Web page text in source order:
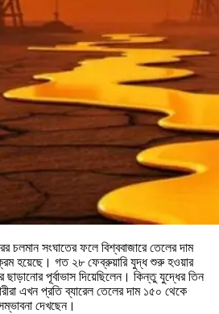
চলমান সংঘাতের ফলে বিশ্ববাজারে তেলের দাম
হয়েছে। গত ২৮ ফেব্রুয়ারি যুদ্ধ শুরু হওয়ার
পূর্বাভাস দিয়েছিলেন। কিন্তু যুদ্ধের তিন
এখন প্রতি ব্যারেল তেলের দাম ১৫০ থেকে
দেখছেন।